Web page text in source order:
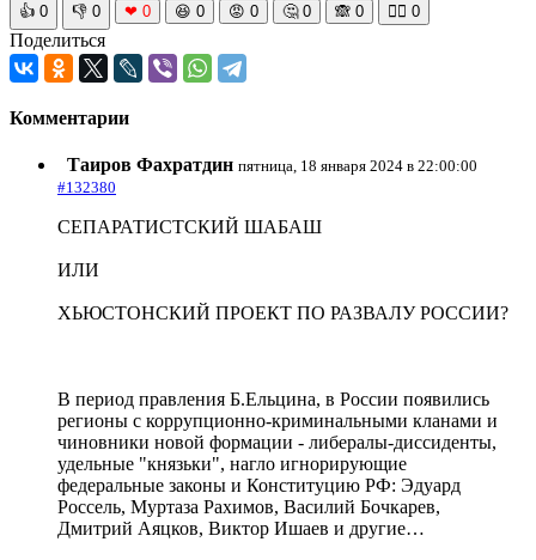
👍 0 👎 0 ❤ 0 😆 0 😡 0 🤔 0 🙈 0 🧘‍♀️ 0
Поделиться
Комментарии
Таиров Фахратдин пятница, 18 января 2024 в 22:00:00
#132380
СЕПАРАТИСТСКИЙ ШАБАШ
ИЛИ
ХЬЮСТОНСКИЙ ПРОЕКТ ПО РАЗВАЛУ РОССИИ?
В период правления Б.Ельцина, в России появились
регионы с коррупционно-криминальными кланами и
чиновники новой формации - либералы-диссиденты,
удельные "князьки", нагло игнорирующие
федеральные законы и Конституцию РФ: Эдуард
Россель, Муртаза Рахимов, Василий Бочкарев,
Дмитрий Аяцков, Виктор Ишаев и другие…